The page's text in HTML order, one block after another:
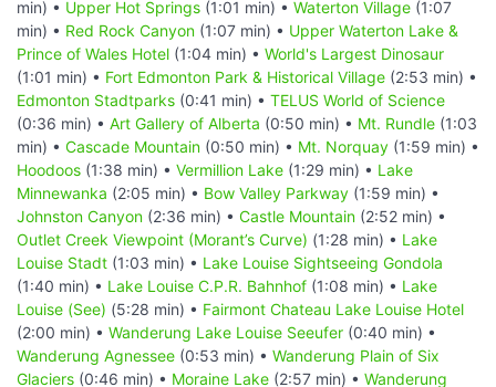
min) • Upper Hot Springs (1:01 min) • Waterton Village (1:07
min) • Red Rock Canyon (1:07 min) • Upper Waterton Lake &
Prince of Wales Hotel (1:04 min) • World's Largest Dinosaur
(1:01 min) • Fort Edmonton Park & Historical Village (2:53 min) •
Edmonton Stadtparks (0:41 min) • TELUS World of Science
(0:36 min) • Art Gallery of Alberta (0:50 min) • Mt. Rundle (1:03
min) • Cascade Mountain (0:50 min) • Mt. Norquay (1:59 min) •
Hoodoos (1:38 min) • Vermillion Lake (1:29 min) • Lake
Minnewanka (2:05 min) • Bow Valley Parkway (1:59 min) •
Johnston Canyon (2:36 min) • Castle Mountain (2:52 min) •
Outlet Creek Viewpoint (Morant’s Curve) (1:28 min) • Lake
Louise Stadt (1:03 min) • Lake Louise Sightseeing Gondola
(1:40 min) • Lake Louise C.P.R. Bahnhof (1:08 min) • Lake
Louise (See) (5:28 min) • Fairmont Chateau Lake Louise Hotel
(2:00 min) • Wanderung Lake Louise Seeufer (0:40 min) •
Wanderung Agnessee (0:53 min) • Wanderung Plain of Six
Glaciers (0:46 min) • Moraine Lake (2:57 min) • Wanderung